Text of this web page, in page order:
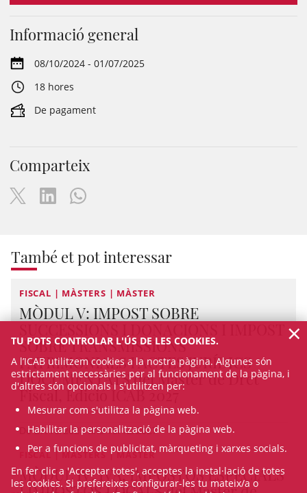
Informació general
08/10/2024 - 01/07/2025
18 hores
De pagament
Comparteix
També et pot interessar
FISCAL | MÀSTERS | MÀSTER
MÒDUL V: IMPOST SOBRE
SOBRE TRANSMISSIONS
PATRIMONIALS I ACTES JURÍDICS
DOCUMENTATS del Màster de Dret
Fiscal, Edició ICAB 2027
De 27/10/2027 fins 15/12/2027
FISCAL | MÀSTERS | MÀSTER
MÒDUL IV: IVA, IMPOSTOS ESPECIALS
TU POTS CONTROLAR L'ÚS DE LES COOKIES.
A l’ICAB utilitzem cookies a la nostra pàgina. Algunes són
estrictament necessàries per al funcionament de la pàgina, i
d'altres són opcionals i s'utilitzen per:
Mesurar com s'utilitza la pàgina web.
Habilitar la personalització de la pàgina web.
Per a funcions de publicitat, màrqueting i xarxes socials.
En fer clic a 'Acceptar totes', acceptes la instal·lació de totes
les cookies. Si prefereixes configurar-les tu mateix/a o
×